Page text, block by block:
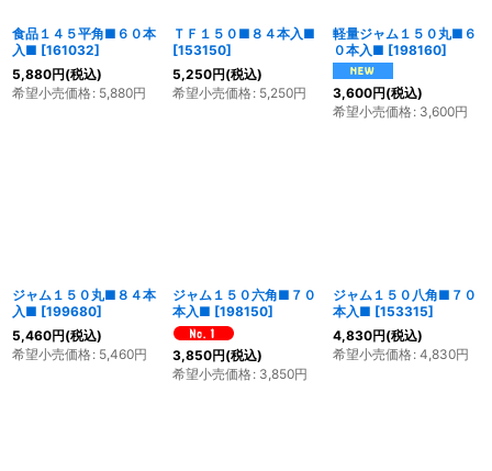
食品１４５平角■６０本
入■ [161032]
5,880円(税込)
希望小売価格: 5,880円
ＴＦ１５０■８４本入■
[153150]
5,250円(税込)
希望小売価格: 5,250円
軽量ジャム１５０丸■６
０本入■ [198160]
3,600円(税込)
希望小売価格: 3,600円
ジャム１５０丸■８４本
入■ [199680]
5,460円(税込)
希望小売価格: 5,460円
ジャム１５０六角■７０
本入■ [198150]
3,850円(税込)
希望小売価格: 3,850円
ジャム１５０八角■７０
本入■ [153315]
4,830円(税込)
希望小売価格: 4,830円